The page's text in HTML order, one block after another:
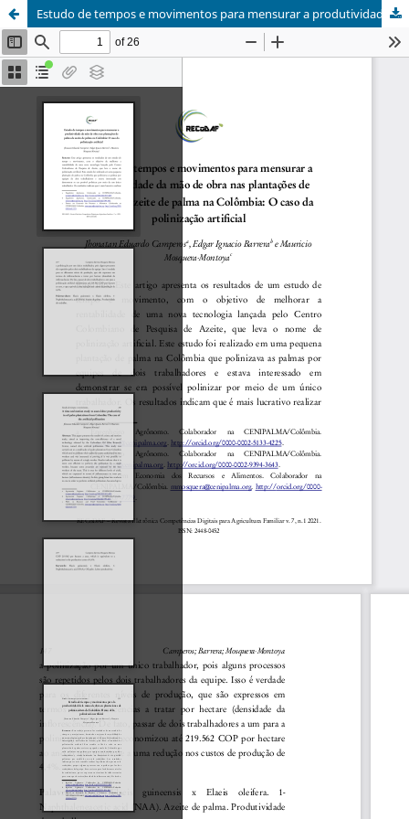
Estudo de tempos e movimentos para mensurar a produtividade da mão de obra nas plantações de palma de azeite de palma na Colômbia: O caso da polinização artificial